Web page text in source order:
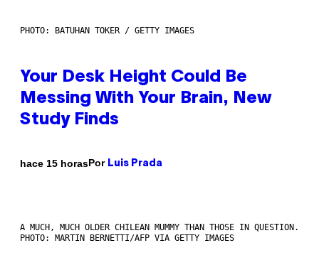
PHOTO: BATUHAN TOKER / GETTY IMAGES
Your Desk Height Could Be
Messing With Your Brain, New
Study Finds
hace 15 horasPor Luis Prada
A MUCH, MUCH OLDER CHILEAN MUMMY THAN THOSE IN QUESTION.
PHOTO: MARTIN BERNETTI/AFP VIA GETTY IMAGES